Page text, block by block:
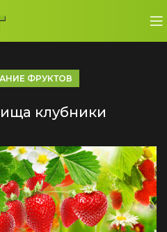
ФРУКТОВ
клубники